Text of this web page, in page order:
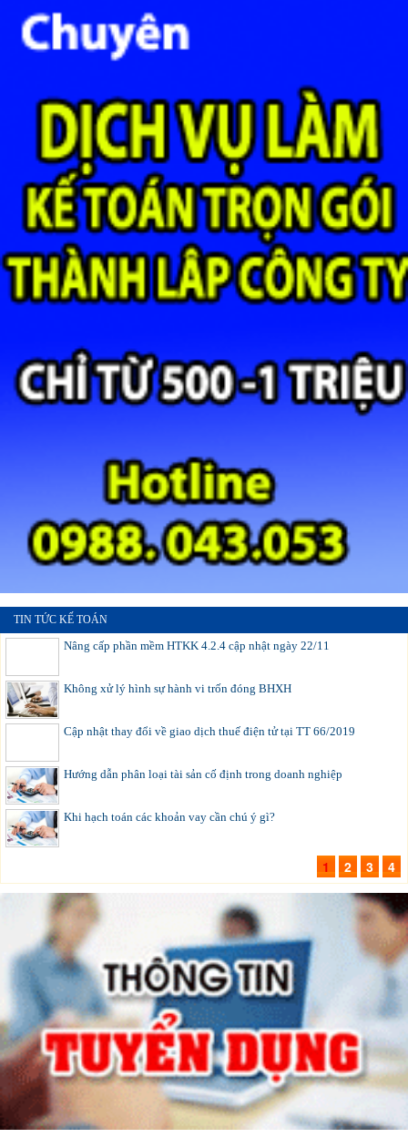
TIN TỨC KẾ TOÁN
Nâng cấp phần mềm HTKK 4.2.4 cập nhật ngày 22/11
Không xử lý hình sự hành vi trốn đóng BHXH
Cập nhật thay đổi về giao dịch thuế điện tử tại TT 66/2019
Hướng dẫn phân loại tài sản cố định trong doanh nghiệp
Khi hạch toán các khoản vay cần chú ý gì?
1 2 3 4